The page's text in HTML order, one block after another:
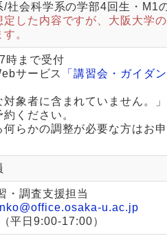
/社会科学系の学部4回生・M1
した内容ですが、大阪大学
。
時まで受付
サービス
「講習会・ガイダ
象者に含まれていません。
ください。
らかの調整が必要な方はお
・調査支援担当
u.ac.jp
平日9:00-17:00）